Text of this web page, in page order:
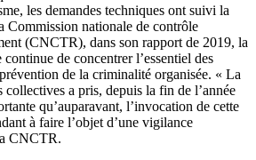
les demandes techniques ont suivi la
Commission nationale de contrôle
(CNCTR), dans son rapport de 2019, la
de concentrer l’essentiel des
de la criminalité organisée. « La
a pris, depuis la fin de l’année
qu’auparavant, l’invocation de cette
à faire l’objet d’une vigilance
CNCTR.